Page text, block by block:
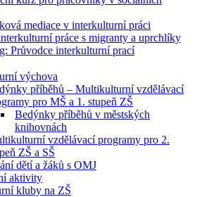
mediace v interkulturní práci
práce s migranty a uprchlíky
Průvodce interkulturní prací
výchova
příběhů – Multikulturní vzdělávací
pro MŠ a 1. stupeň ZŠ
Bedýnky příběhů v městských
knihovnách
vzdělávací programy pro 2.
ZŠ a SŠ
dětí a žáků s OMJ
aktivity
kluby na ZŠ